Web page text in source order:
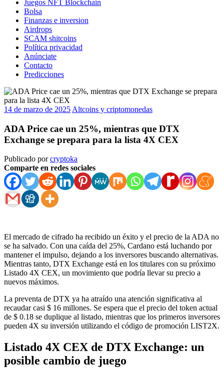
Juegos NFT Blockchain
Bolsa
Finanzas e inversion
Airdrops
SCAM shitcoins
Política privacidad
Anúnciate
Contacto
Predicciones
14 de marzo de 2025 Altcoins y criptomonedas
ADA Price cae un 25%, mientras que DTX
Exchange se prepara para la lista 4X CEX
Publicado porcryptoka
Comparte en redes sociales
El mercado de cifrado ha recibido un éxito y el precio de la ADA no
se ha salvado. Con una caída del 25%, Cardano está luchando por
mantener el impulso, dejando a los inversores buscando alternativas.
Mientras tanto, DTX Exchange está en los titulares con su próximo
Listado 4X CEX, un movimiento que podría llevar su precio a
nuevos máximos.
La preventa de DTX ya ha atraído una atención significativa al
recaudar casi $ 16 millones. Se espera que el precio del token actual
de $ 0.18 se duplique al listado, mientras que los primeros inversores
pueden 4X su inversión utilizando el código de promoción LIST2X.
Listado 4X CEX de DTX Exchange: un
posible cambio de juego